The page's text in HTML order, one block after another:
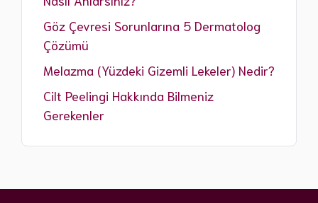
Göz Çevresi Sorunlarına 5 Dermatolog
Çözümü
Melazma (Yüzdeki Gizemli Lekeler) Nedir?
Cilt Peelingi Hakkında Bilmeniz
Gerekenler